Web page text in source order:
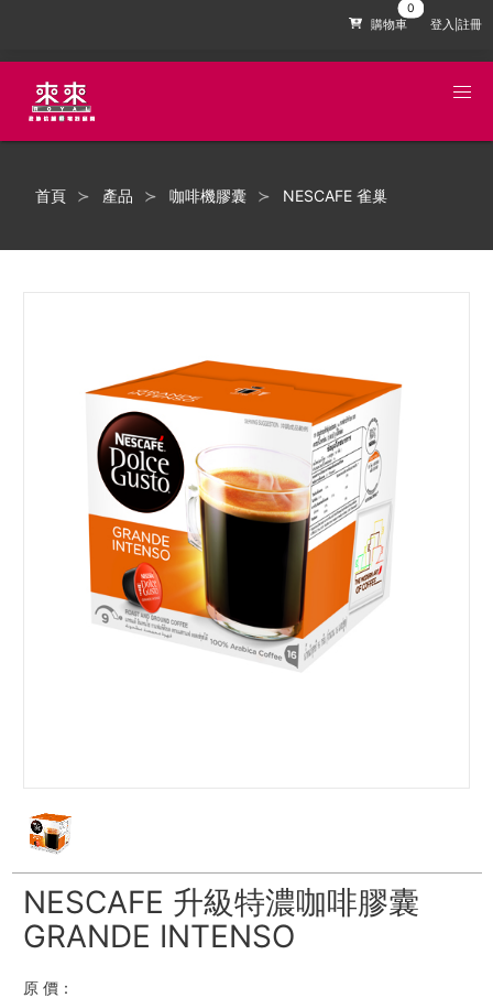
購物車 登入|註冊
首頁 產品 咖啡機膠囊 NESCAFE 雀巢
NESCAFE 升級特濃咖啡膠囊
GRANDE INTENSO
原 價：